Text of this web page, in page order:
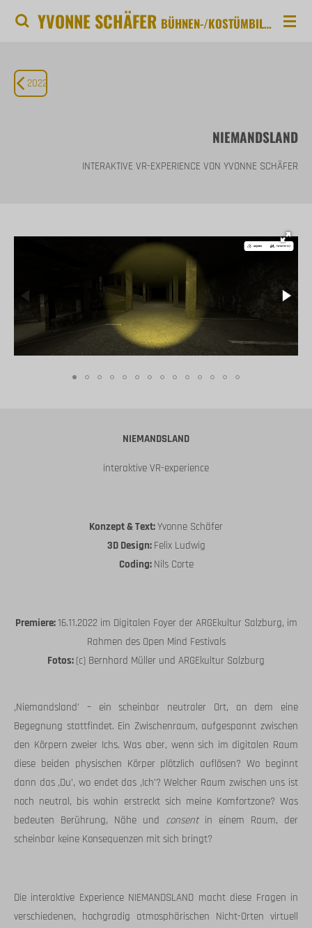
Zum
YVONNE SCHÄFER BÜHNEN-/KOSTÜMBILD INSTALLATION ILLUSTRATION OBJEKTKUNST
2022
NIEMANDSLAND
INTERAKTIVE VR-EXPERIENCE VON YVONNE SCHÄFER
NIEMANDSLAND
interaktive VR-experience
Konzept & Text:Yvonne Schäfer
3D Design: Felix Ludwig
Coding: Nils Corte
Premiere:16.11.2022 im Digitalen Foyer der ARGEkultur Salzburg, im
Rahmen des Open Mind Festivals
Fotos: (c) Bernhard Müller und ARGEkultur Salzburg
‚Niemandsland’ – ein scheinbar neutraler Ort, an dem eine
Begegnung stattfindet. Ein Zwischenraum, aufgespannt zwischen
den Körpern zweier Ichs. Was aber, wenn sich im digitalen Raum
diese beiden physischen Körper plötzlich auflösen? Wo beginnt
dann das ‚Du’, wo endet das ‚Ich’? Welcher Raum zwischen uns ist
noch neutral, bis wohin erstreckt sich meine Komfortzone? Was
bedeuten Berührung, Nähe und consentin einem Raum, der
scheinbar keine Konsequenzen mit sich bringt?
Die interaktive Experience NIEMANDSLAND macht diese Fragen in
verschiedenen, hochgradig atmosphärischen Nicht-Orten virtuell